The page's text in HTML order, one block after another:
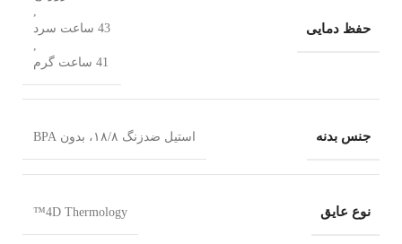
حفظ دمایی
,
43 ساعت سرد
,
41 ساعت گرم
جنس بدنه استیل ضدزنگ ۱۸/۸، بدون BPA
نوع عایق 4D Thermology™